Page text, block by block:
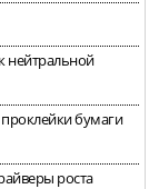
нейтральной
бумаги
роста